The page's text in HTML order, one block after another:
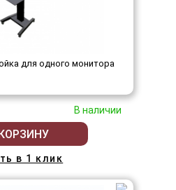
для одного монитора
В наличии
в 1 клик